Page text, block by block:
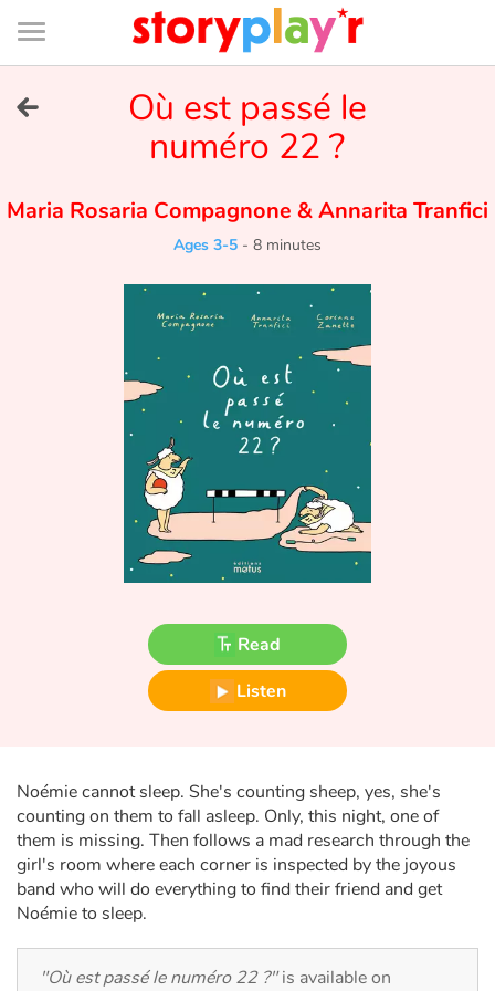
Connexion
Bibliothèque
de
page
Try for free
Tales and classics in french
Fable, myth, literature and poetry
Princesses and princes, kings, queens and dragons
Heroines and Heroes
The animals
Travel, epic, investigation, adventure
Around the world
Learning
Où est passé le
numéro 22 ?
Maria Rosaria Compagnone &Annarita Tranfici
Ages 3-5 - 8 minutes
Read
Listen
Noémie cannot sleep. She's counting sheep, yes, she's
counting on them to fall asleep. Only, this night, one of
them is missing. Then follows a mad research through the
girl's room where each corner is inspected by the joyous
band who will do everything to find their friend and get
Noémie to sleep.
"Où est passé le numéro 22 ?"is available on